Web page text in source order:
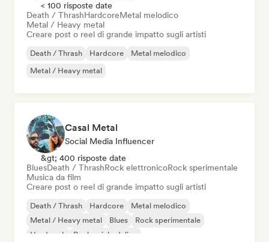
< 100 risposte date
Death / ThrashHardcoreMetal melodico
Metal / Heavy metal
Creare post o reel di grande impatto sugli artisti
Death / Thrash Hardcore
Metal melodico
Metal / Heavy metal
Casal Metal
Social Media Influencer
&gt; 400 risposte date
BluesDeath / ThrashRock elettronicoRock sperimentale
Musica da film
Creare post o reel di grande impatto sugli artisti
Death / Thrash Hardcore
Metal melodico
Metal / Heavy metal
Blues
Rock sperimentale
Hard rock
Rock psichedelico